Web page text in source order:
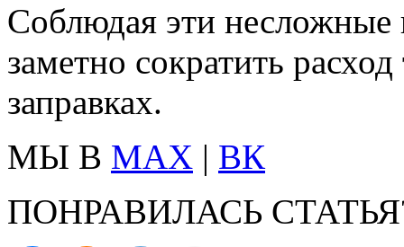
Соблюдая эти несложные
заметно сократить
заправках.
МЫ В MAX | ВК
ПОНРАВИЛАСЬ